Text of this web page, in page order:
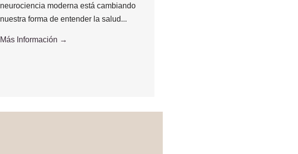
neurociencia moderna está cambiando
nuestra forma de entender la salud...
Más Información →